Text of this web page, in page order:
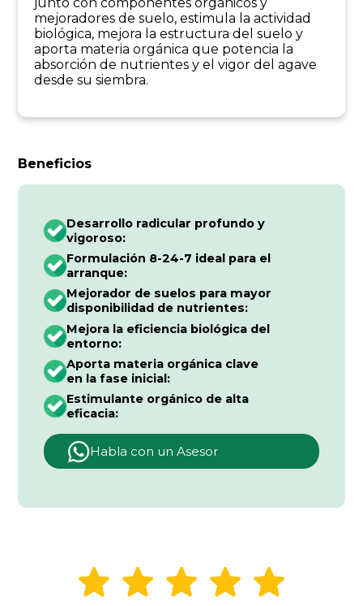
mejoradores de suelo, estimula la actividad
biológica, mejora la estructura del suelo y
aporta materia orgánica que potencia la
absorción de nutrientes y el vigor del agave
desde su siembra.
Beneficios
Desarrollo radicular profundo y
vigoroso:
Formulación 8-24-7 ideal para el
arranque:
Mejorador de suelos para mayor
disponibilidad de nutrientes:
Mejora la eficiencia biológica del
entorno:
Aporta materia orgánica clave
en la fase inicial:
Estimulante orgánico de alta
eficacia:
Habla con un Asesor